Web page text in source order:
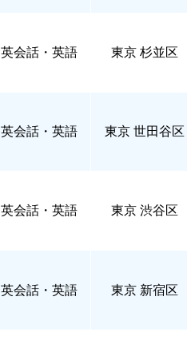
英会話・英語 東京 杉並区
英会話・英語 東京 世田谷区
英会話・英語 東京 渋谷区
英会話・英語 東京 新宿区